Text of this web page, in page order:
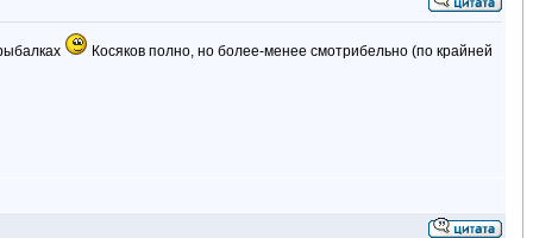
Косяков полно, но более-менее смотрибельно (по крайней